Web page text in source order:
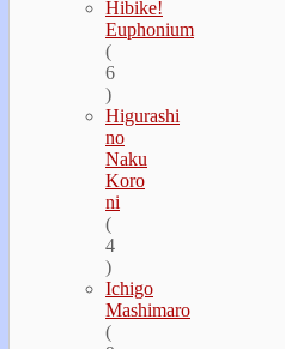
Hibike!
Euphonium
(
6
)
Higurashi
no
Naku
Koro
ni
(
4
)
Ichigo
Mashimaro
(